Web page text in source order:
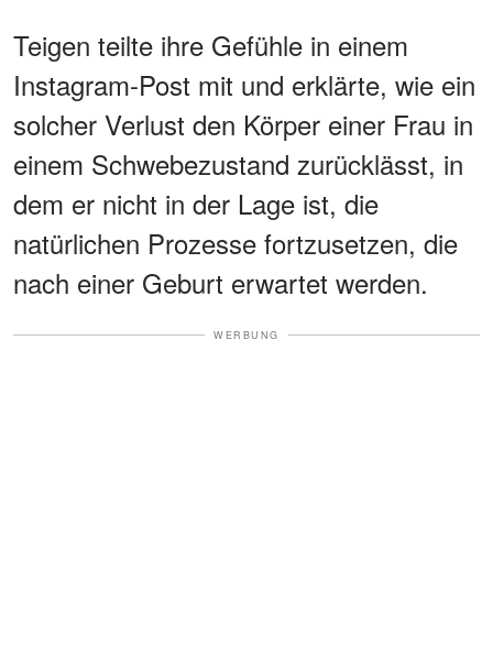
Teigen teilte ihre Gefühle in einem
Instagram-Post mit und erklärte, wie ein
solcher Verlust den Körper einer Frau in
einem Schwebezustand zurücklässt, in
dem er nicht in der Lage ist, die
natürlichen Prozesse fortzusetzen, die
nach einer Geburt erwartet werden.
WERBUNG